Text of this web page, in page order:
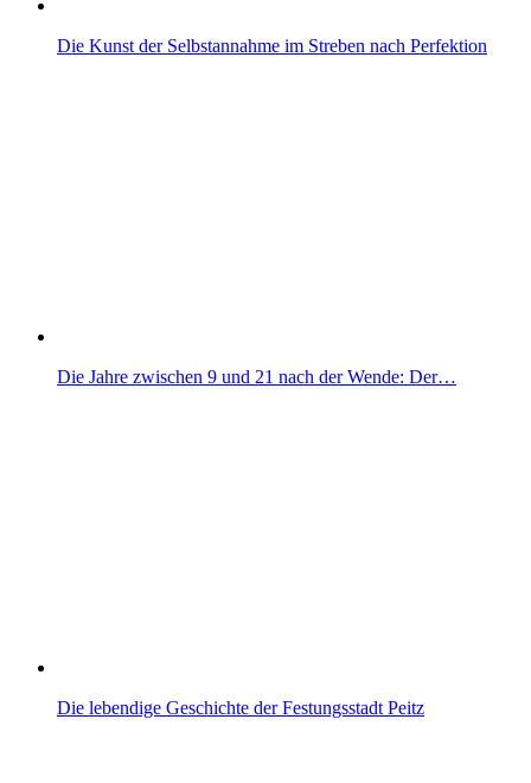
Die Kunst der Selbstannahme im Streben nach Perfektion
Die Jahre zwischen 9 und 21 nach der Wende: Der…
Die lebendige Geschichte der Festungsstadt Peitz